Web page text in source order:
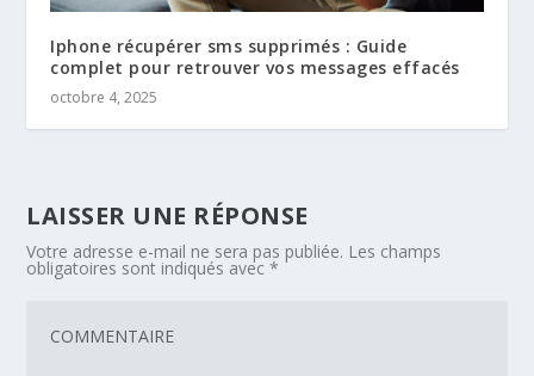
Iphone récupérer sms supprimés : Guide
complet pour retrouver vos messages effacés
octobre 4, 2025
LAISSER UNE RÉPONSE
Votre adresse e-mail ne sera pas publiée. Les champs
obligatoires sont indiqués avec*